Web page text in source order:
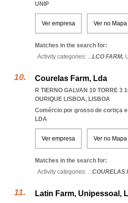
UNIP
Ver empresa Ver no Mapa
Matches in the search for:
Activity categories: ...LCO FARM,
Courelas Farm, Lda
R TIERNO GALVAN 10 TORRE 3
OURIQUE LISBOA, LISBOA
Comércio por grosso de cortiça
LDA
Ver empresa Ver no Mapa
Matches in the search for:
Activity categories: ...COURELAS
Latin Farm, Unipessoal,